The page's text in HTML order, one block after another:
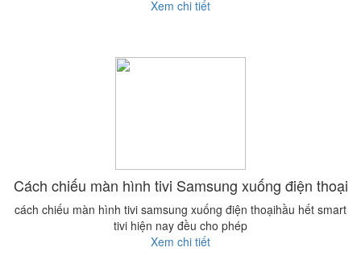
Xem chi tiết
Cách chiếu màn hình tivi Samsung xuống điện thoại
cách chiếu màn hình tivi samsung xuống điện thoạihầu hết smart
tivi hiện nay đều cho phép
Xem chi tiết